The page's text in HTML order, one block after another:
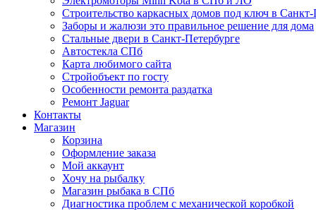
Строительство каркасных домов под ключ в Санкт-
Заборы и жалюзи это правильное решение для дома
Стальные двери в Санкт-Петербурге
Автостекла СПб
Карта любимого сайта
Стройобъект по госту
Особенности ремонта раздатка
Ремонт Jaguar
Контакты
Магазин
Корзина
Оформление заказа
Мой аккаунт
Хочу на рыбалку
Магазин рыбака в СПб
Диагностика проблем с механической коробкой